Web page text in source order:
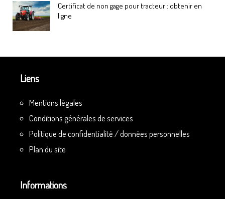
Certificat de non gage pour tracteur : obtenir en
ligne
Liens
Mentions légales
Conditions générales de services
Politique de confidentialité / données personnelles
Plan du site
Informations